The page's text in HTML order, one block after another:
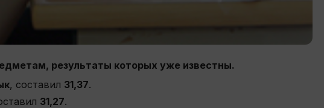
результаты которых уже известны.
, составил 31,37.
31,27.